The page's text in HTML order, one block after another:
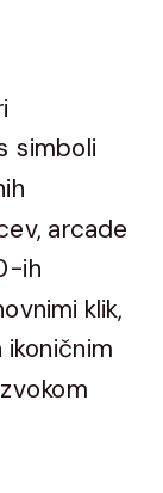
simboli
arcade
ih
klik,
ikoničnim